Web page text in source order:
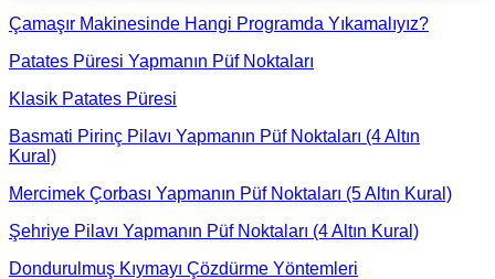
Çamaşır Makinesinde Hangi Programda Yıkamalıyız?
Patates Püresi Yapmanın Püf Noktaları
Klasik Patates Püresi
Basmati Pirinç Pilavı Yapmanın Püf Noktaları (4 Altın
Kural)
Mercimek Çorbası Yapmanın Püf Noktaları (5 Altın Kural)
Şehriye Pilavı Yapmanın Püf Noktaları (4 Altın Kural)
Dondurulmuş Kıymayı Çözdürme Yöntemleri